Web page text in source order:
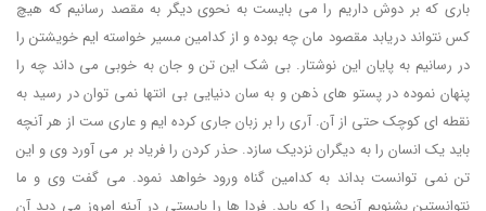
باری که بر دوش داریم را می بایست به نحوی دیگر به مقصد رسانیم که هیچ
کس نتواند دریابد مقصود مان چه بوده و از کدامین مسیر خواسته ایم خویشتن را
در رسانیم به پایان این نوشتار. بی شک این تن و جان به خوبی می داند چه را
پنهان نموده در پستو های ذهن و به سان دنیایی بی انتها نمی توان در رسید به
نقطه ای کوچک حتی از آن. آری را بر زبان جاری کرده ایم و عاری ست از هر آنچه
باید یک انسان را به دیگران نزدیک سازد. حذر کردن را فریاد بر می آورد وی و این
تن نمی توانست بداند به کدامین گناه ورود خواهد نمود. می گفت وی و ما
نتوانستین بشنویم آنچه را که باید. فردا ها را بایستی در آینه امروز می دید آن